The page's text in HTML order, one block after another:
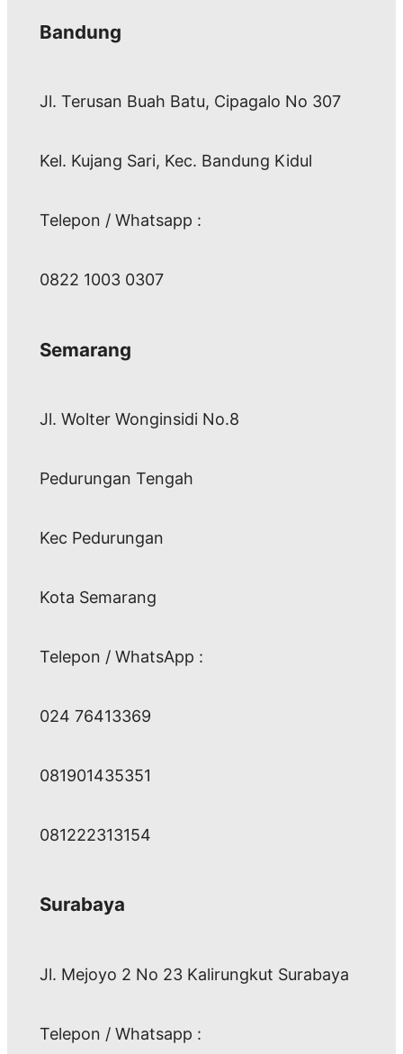
Bandung
Jl. Terusan Buah Batu, Cipagalo No 307
Kel. Kujang Sari, Kec. Bandung Kidul
Telepon / Whatsapp :
0822 1003 0307
Semarang
Jl. Wolter Wonginsidi No.8
Pedurungan Tengah
Kec Pedurungan
Kota Semarang
Telepon / WhatsApp :
024 76413369
081901435351
081222313154
Surabaya
Jl. Mejoyo 2 No 23 Kalirungkut Surabaya
Telepon / Whatsapp :